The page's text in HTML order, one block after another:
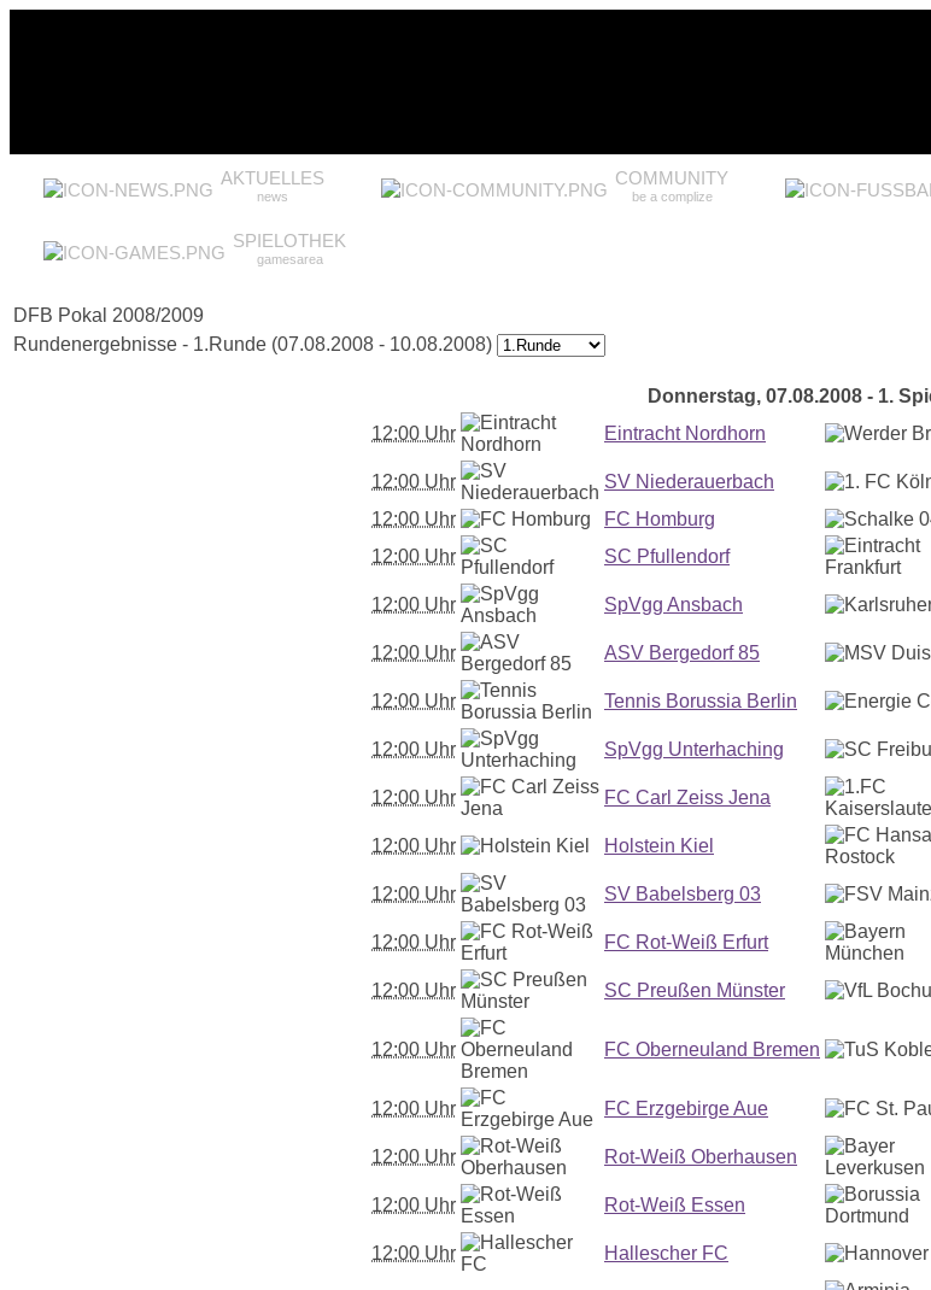
AKTUELLES
news
COMMUNITY
be a complize
SPIELOTHEK
gamesarea
DFB Pokal 2008/2009
Rundenergebnisse - 1.Runde (07.08.2008 - 10.08.2008)
Donnerstag, 07.08.2008 - 1.
12:00 Uhr
Eintracht Nordhorn
12:00 Uhr SV Niederauerbach
12:00 Uhr
FC Homburg
12:00 Uhr
SC Pfullendorf
12:00 Uhr SpVgg Ansbach
12:00 Uhr ASV Bergedorf 85
12:00 Uhr Tennis Borussia Berlin
12:00 Uhr SpVgg Unterhaching
12:00 Uhr FC Carl Zeiss Jena
12:00 Uhr Holstein Kiel
12:00 Uhr SV Babelsberg 03
12:00 Uhr FC Rot-Weiß Erfurt
12:00 Uhr SC Preußen Münster
12:00 Uhr FC Oberneuland Bremen
12:00 Uhr FC Erzgebirge Aue
12:00 Uhr Rot-Weiß Oberhausen
12:00 Uhr Rot-Weiß Essen
12:00 Uhr Hallescher FC